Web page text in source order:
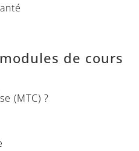
de cours
(MTC) ?